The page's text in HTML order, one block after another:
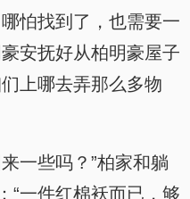
怕找到了，也需要一
安抚好从柏明豪屋子
上哪去弄那么多物
一些吗？”柏家和躺
“一件红棉袄而已，够